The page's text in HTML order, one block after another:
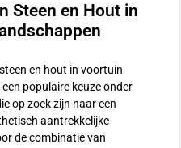
Steen en Hout in
en hout in voortuin
populaire keuze onder
op zoek zijn naar een
aantrekkelijke
de combinatie van